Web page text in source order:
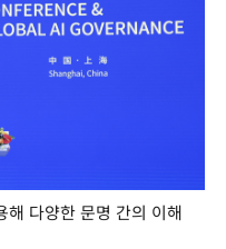
해 다양한 문명 간의 이해